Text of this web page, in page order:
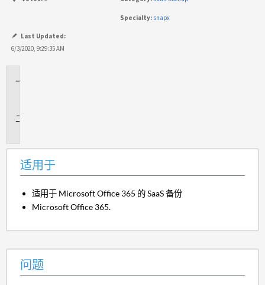
Specialty: snapx
Last Updated:
6/3/2020, 9:29:35 AM
适用于
适用于 Microsoft Office 365 的 SaaS 备份
Microsoft Office 365.
问题